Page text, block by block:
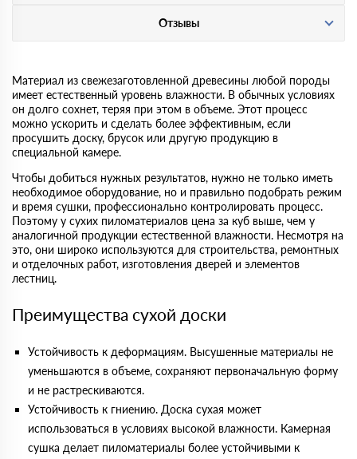
Отзывы
Материал из свежезаготовленной древесины любой породы
имеет естественный уровень влажности. В обычных условиях
он долго сохнет, теряя при этом в объеме. Этот процесс
можно ускорить и сделать более эффективным, если
просушить доску, брусок или другую продукцию в
специальной камере.
Чтобы добиться нужных результатов, нужно не только иметь
необходимое оборудование, но и правильно подобрать режим
и время сушки, профессионально контролировать процесс.
Поэтому у сухих пиломатериалов цена за куб выше, чем у
аналогичной продукции естественной влажности. Несмотря на
это, они широко используются для строительства, ремонтных
и отделочных работ, изготовления дверей и элементов
лестниц.
Преимущества сухой доски
Устойчивость к деформациям. Высушенные материалы не
уменьшаются в объеме, сохраняют первоначальную форму
и не растрескиваются.
Устойчивость к гниению. Доска сухая может
использоваться в условиях высокой влажности. Камерная
сушка делает пиломатериалы более устойчивыми к